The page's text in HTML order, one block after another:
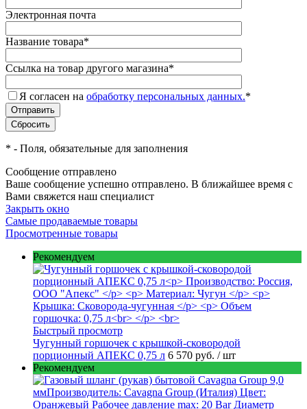
Электронная почта
Название товара*
Ссылка на товар другого магазина*
Я согласен на обработку персональных данных.*
* - Поля, обязательные для заполнения
Сообщение отправлено
Ваше сообщение успешно отправлено. В ближайшее время с
Вами свяжется наш специалист
Закрыть окно
Самые продаваемые товары
Просмотренные товары
Рекомендуем
Быстрый просмотр
Чугунный горшочек с крышкой-сковородой
порционный АПЕКС 0,75 л 6 570 руб. / шт
Рекомендуем